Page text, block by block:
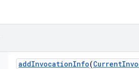
addInvocationInfo(Current